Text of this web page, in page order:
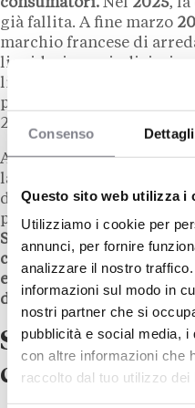
Consenso Dettagli
Questo sito web utilizza i
Utilizziamo i cookie per
annunci, per fornire
analizzare il nostro
informazioni sul modo in
nostri partner che si
pubblicità e social media, i
con altre informazioni che
raccolto dal tuo utilizzo dei
consumatori. Nel 2025, la
già fallita. A fine marzo
marchio francese di
liquidazione giudiziaria
licenziati. Il settore
pandemia, dopo il boom
2020-2021.
A pesare su tutto il
la debolezza del mercato
degli anni scorsi e la
piattaforme digitali cinesi
Shein
. Queste ultime
concorrenza sleale
,
europei
dei lavoratori.
Settembre
che può